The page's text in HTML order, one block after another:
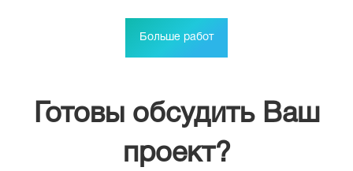
Больше работ
Готовы обсудить Ваш
проект?